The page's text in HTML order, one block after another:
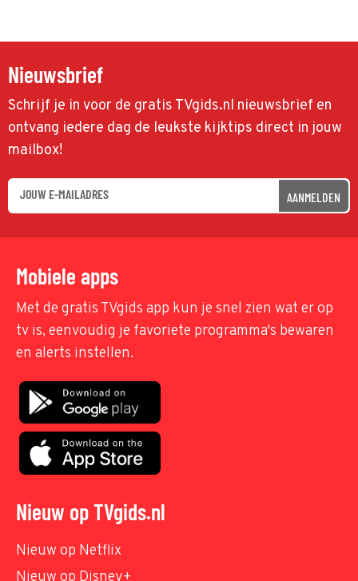
Nieuwsbrief
Schrijf je in voor de gratis TVgids.nl nieuwsbrief en
ontvang iedere dag de leukste kijktips direct in jouw
mailbox!
AANMELDEN
Mobiele apps
Met de gratis TVgids app kun je snel zien wat er op
tv is, eenvoudig je favoriete programma's bewaren
en alerts instellen.
Nieuw op TVgids.nl
Nieuw op Netflix